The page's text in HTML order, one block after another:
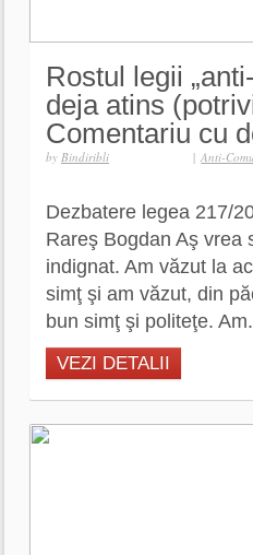
Rostul legii
deja atins
Comentariu cu
by Bindiribli | Anti-
Dezbatere legea 217/
Rareş Bogdan Aş vrea
indignat. Am văzut la
simţ şi am văzut, din
bun simţ şi politeţe.
VEZI DETALII